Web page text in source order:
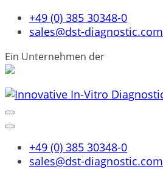
+49 (0) 385 30348-0
sales@dst-diagnostic.com
Ein Unternehmen der
+49 (0) 385 30348-0
sales@dst-diagnostic.com